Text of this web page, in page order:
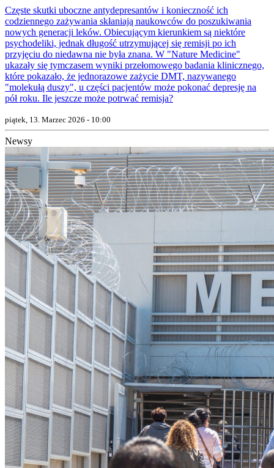
Częste skutki uboczne antydepresantów i konieczność ich
codziennego zażywania skłaniają naukowców do poszukiwania
nowych generacji leków. Obiecującym kierunkiem są niektóre
psychodeliki, jednak długość utrzymującej się remisji po ich
przyjęciu do niedawna nie była znana. W "Nature Medicine"
ukazały się tymczasem wyniki przełomowego badania klinicznego,
które pokazało, że jednorazowe zażycie DMT, nazywanego
"molekułą duszy", u części pacjentów może pokonać depresję na
pół roku. Ile jeszcze może potrwać remisja?
piątek, 13. Marzec 2026 - 10:00
Newsy